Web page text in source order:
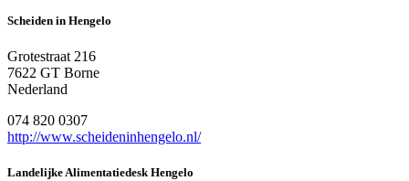
Scheiden in Hengelo
Grotestraat 216
7622 GT Borne
Nederland
074 820 0307
http://www.scheideninhengelo.nl/
Landelijke Alimentatiedesk Hengelo